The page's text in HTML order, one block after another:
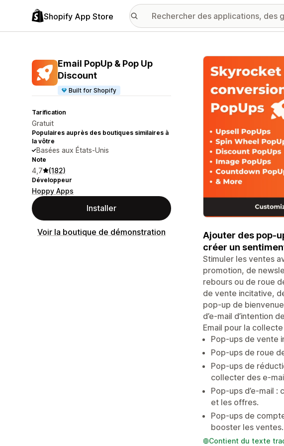
Shopify App Store
Email PopUp & Pop Up
Discount
Built for Shopify
Tarification
Gratuit
Populaires auprès des boutiques similaires à
la vôtre
Basées aux États-Unis
Note
4,7 (182)
Développeur
Hoppy Apps
Installer
Voir la boutique de démonstration
Galerie d’images
Ajouter des pop-
créer un
Stimuler les ventes
promotion, de
rebours ou de roue
de vente incitative,
pop-up de
d’e-mail d’intention
Email pour la
Pop-ups de vente
Pop-ups de roue
Pop-ups de
collecter des e-
Pop-ups d’e-mail
et les offres.
Pop-ups de
booster les ventes.
Contient du texte